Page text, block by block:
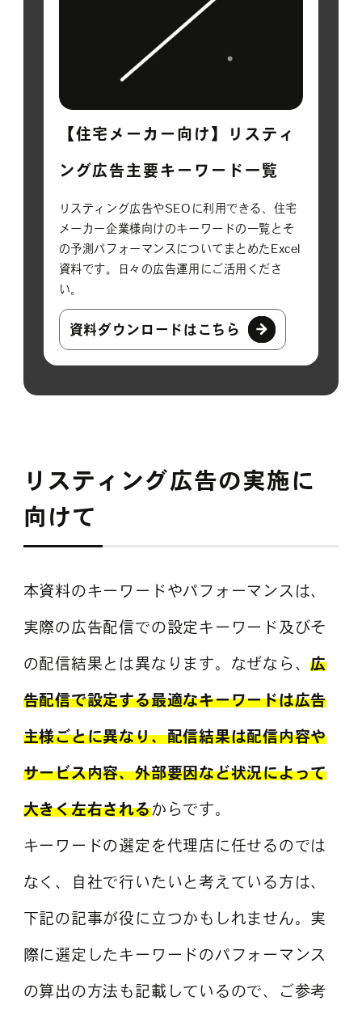
【住宅メーカー向け】リスティ
ング広告主要キーワード一覧
リスティング広告やSEOに利用できる、住宅
メーカー企業様向けのキーワードの一覧とそ
の予測パフォーマンスについてまとめたExcel
資料です。日々の広告運用にご活用くださ
い。
資料ダウンロードはこちら
リスティング広告の実施に
向けて
本資料のキーワードやパフォーマンスは、
実際の広告配信での設定キーワード及びそ
の配信結果とは異なります。なぜなら、広
告配信で設定する最適なキーワードは広告
主様ごとに異なり、配信結果は配信内容や
サービス内容、外部要因など状況によって
大きく左右されるからです。
キーワードの選定を代理店に任せるのでは
なく、自社で行いたいと考えている方は、
下記の記事が役に立つかもしれません。実
際に選定したキーワードのパフォーマンス
の算出の方法も記載しているので、ご参考